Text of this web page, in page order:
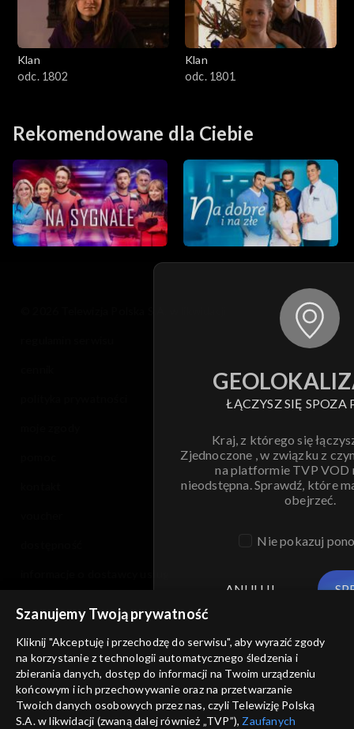
Klan
odc. 1802
Klan
odc. 1801
Rekomendowane dla Ciebie
ŁĄCZYSZ SIĘ SPOZA
Kraj, z którego się
Zjednoczone , w związku z
na platformie TVP VOD
nieodstępna. Sprawdź, które
obejrzeć.
Nie pokazuj
ANULUJ
Szanujemy Twoją prywatność
Kliknij "Akceptuję i przechodzę do serwisu", aby wyrazić zgody
na korzystanie z technologii automatycznego śledzenia i
zbierania danych, dostęp do informacji na Twoim urządzeniu
końcowym i ich przechowywanie oraz na przetwarzanie
Twoich danych osobowych przez nas, czyli Telewizję Polską
S.A. w likwidacji (zwaną dalej również „TVP”), Zaufanych